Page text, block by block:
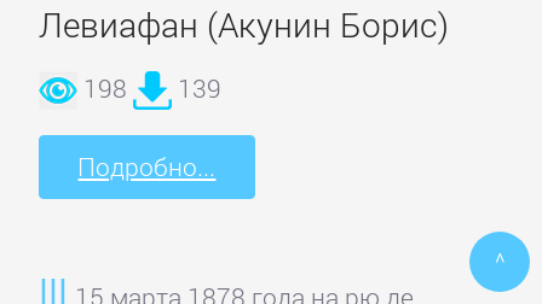
Левиафан (Акунин Борис)
198 139
Подробно...
15 марта 1878 года на рю де
Зарубежная
драматургия
Зарубежные
стихи
Поэзия
^